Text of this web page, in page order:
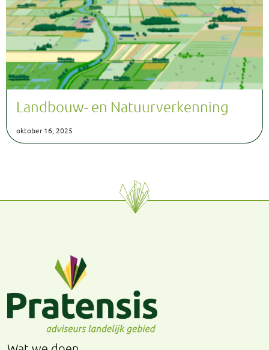
Landbouw- en Natuurverkenning
oktober 16, 2025